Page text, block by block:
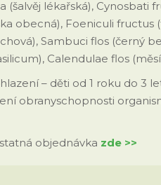
(šalvěj lékařská),
obecná), Foeniculi fructus
Sambuci flos (černý
Calendulae flos
– děti od 1 roku do 3
obranyschopnosti
objednávka zde >>